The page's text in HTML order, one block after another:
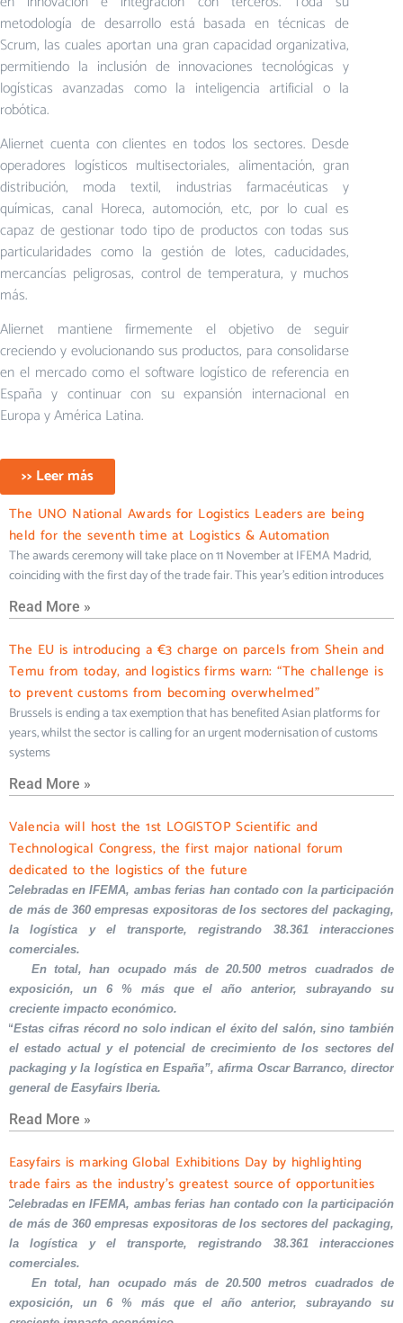
metodología de desarrollo está basada en técnicas de
Scrum, las cuales aportan una gran capacidad organizativa,
permitiendo la inclusión de innovaciones tecnológicas y
logísticas avanzadas como la inteligencia artificial o la
robótica.
Aliernet cuenta con clientes en todos los sectores. Desde
operadores logísticos multisectoriales, alimentación, gran
distribución, moda textil, industrias farmacéuticas y
químicas, canal Horeca, automoción, etc, por lo cual es
capaz de gestionar todo tipo de productos con todas sus
particularidades como la gestión de lotes, caducidades,
mercancías peligrosas, control de temperatura, y muchos
más.
Aliernet mantiene firmemente el objetivo de seguir
creciendo y evolucionando sus productos, para consolidarse
en el mercado como el software logístico de referencia en
España y continuar con su expansión internacional en
Europa y América Latina.
>> Leer más
The UNO National Awards for Logistics Leaders are being
held for the seventh time at Logistics & Automation
The awards ceremony will take place on 11 November at IFEMA Madrid,
coinciding with the first day of the trade fair. This year’s edition introduces
Read More »
The EU is introducing a €3 charge on parcels from Shein and
Temu from today, and logistics firms warn: “The challenge is
to prevent customs from becoming overwhelmed”
Brussels is ending a tax exemption that has benefited Asian platforms for
years, whilst the sector is calling for an urgent modernisation of customs
systems
Read More »
Valencia will host the 1st LOGISTOP Scientific and
Technological Congress, the first major national forum
dedicated to the logistics of the future
Celebradas en IFEMA, ambas ferias han contado con la participación
de más de 360 empresas expositoras de los sectores del packaging,
la logística y el transporte, registrando 38.361 interacciones
comerciales.
En total, han ocupado más de 20.500 metros cuadrados de
exposición, un 6 % más que el año anterior, subrayando su
creciente impacto económico.
“Estas cifras récord no solo indican el éxito del salón, sino también
el estado actual y el potencial de crecimiento de los sectores del
packaging y la logística en España”, afirma Oscar Barranco, director
general de Easyfairs Iberia.
Read More »
Easyfairs is marking Global Exhibitions Day by highlighting
trade fairs as the industry’s greatest source of opportunities
Celebradas en IFEMA, ambas ferias han contado con la participación
de más de 360 empresas expositoras de los sectores del packaging,
la logística y el transporte, registrando 38.361 interacciones
comerciales.
En total, han ocupado más de 20.500 metros cuadrados de
exposición, un 6 % más que el año anterior, subrayando su